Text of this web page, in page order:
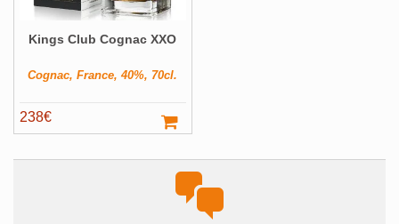
Kings Club Cognac XXO
Cognac, France, 40%, 70cl.
238€